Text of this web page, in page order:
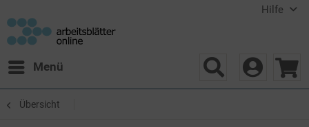
Hilfe
Menü
Übersicht